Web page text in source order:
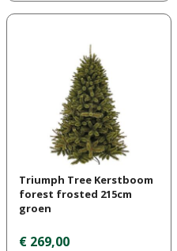
Triumph Tree Kerstboom
forest frosted 215cm
groen
€ 269,00